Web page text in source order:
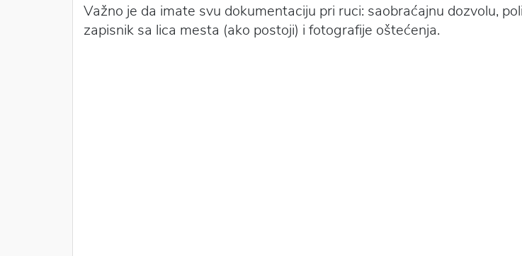
Važno je da imate svu dokumentaciju pri ruci: saobraćajnu dozvolu,
zapisnik sa lica mesta (ako postoji) i fotografije oštećenja.